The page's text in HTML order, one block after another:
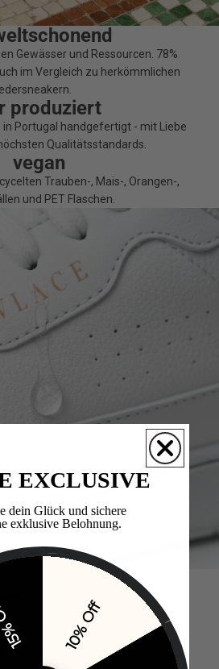
Gewässer und Ressourcen. 78%
im Vergleich zu herkömmlichen
Ledersneakern.
produziert
in Portugal handgefertigt - mit Liebe
Qualitätsstandards.
vegan
Trauben-, Mais-, Orangen-,
und PET Flaschen.
einzigartig
EXCLUSIVE
dein Glück und sichere
exklusive Belohnung.​
10% Off